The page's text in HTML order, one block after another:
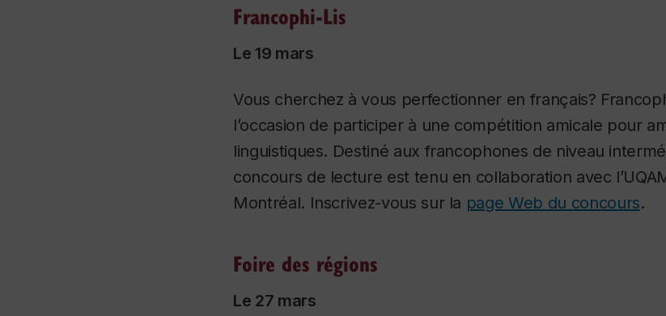
Francophi-Lis
Le 19 mars
Vous cherchez à vous perfectionner en français?
l’occasion de participer à une compétition amicale pour
linguistiques. Destiné aux francophones de niveau
concours de lecture est tenu en collaboration avec
Montréal. Inscrivez-vous sur la page Web du concours.
Foire des régions
Le 27 mars